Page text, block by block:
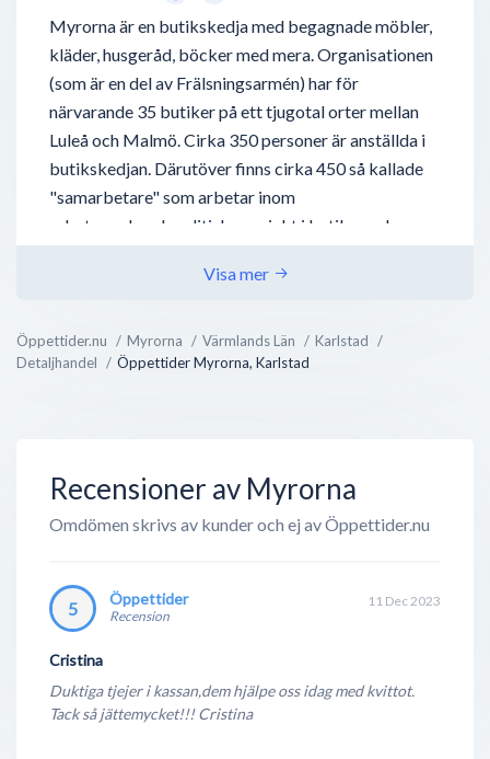
Öppettider.nu Myrorna Värmlands Län
Karlstad
Detaljhandel
Öppettider Myrorna, Karlstad
Myrorna är en butikskedja med begagnade möbler,
kläder, husgeråd, böcker med mera. Organisationen
(som är en del av Frälsningsarmén) har för
närvarande 35 butiker på ett tjugotal orter mellan
Luleå och Malmö. Cirka 350 personer är anställda i
butikskedjan. Därutöver finns cirka 450 så kallade
"samarbetare" som arbetar inom
arbetsmarknadspolitiska projekt i butiker och
vill utveckla sin språkliga förmåga, arbetsträna och
Visa mer
Recensioner av Myrorna
Omdömen skrivs av kunder och ej av Öppettider.nu
5 Öppettider
Recension
Cristina
11 Dec 2023
Duktiga tjejer i kassan,dem hjälpe oss idag med kvittot.
Tack så jättemycket!!! Cristina